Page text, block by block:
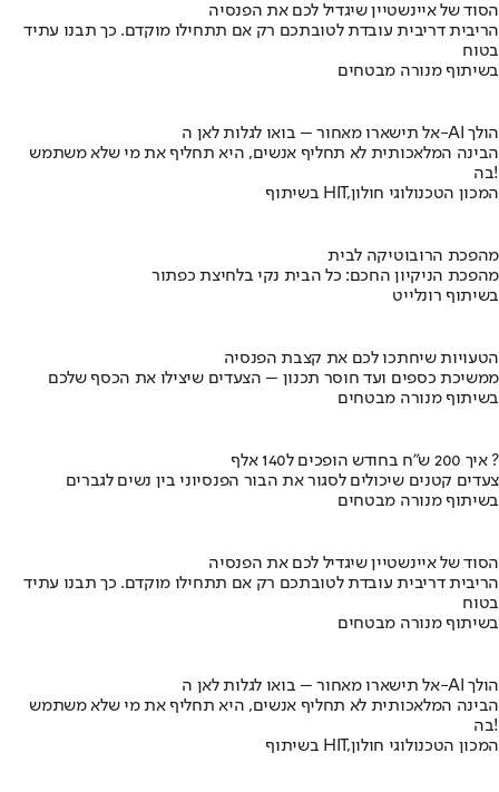
הסוד של איינשטיין שיגדיל לכם את הפנסיה
הריבית דריבית עובדת לטובתכם רק אם תתחילו מוקדם. כך תבנו עתיד
בטוח
בשיתוף מנורה מבטחים
אל תישארו מאחור – בואו לגלות לאן ה-AI הולך
הבינה המלאכותית לא תחליף אנשים, היא תחליף את מי שלא משתמש
בה!
בשיתוף HIT,המכון הטכנולוגי חולון
מהפכת הרובוטיקה לבית
מהפכת הניקיון החכם: כל הבית נקי בלחיצת כפתור
בשיתוף רונלייט
הטעויות שיחתכו לכם את קצבת הפנסיה
ממשיכת כספים ועד חוסר תכנון – הצעדים שיצילו את הכסף שלכם
בשיתוף מנורה מבטחים
איך 200 ש"ח בחודש הופכים ל140 אלף ?
צעדים קטנים שיכולים לסגור את הבור הפנסיוני בין נשים לגברים
בשיתוף מנורה מבטחים
הסוד של איינשטיין שיגדיל לכם את הפנסיה
הריבית דריבית עובדת לטובתכם רק אם תתחילו מוקדם. כך תבנו עתיד
בטוח
בשיתוף מנורה מבטחים
אל תישארו מאחור – בואו לגלות לאן ה-AI הולך
הבינה המלאכותית לא תחליף אנשים, היא תחליף את מי שלא משתמש
בה!
בשיתוף HIT,המכון הטכנולוגי חולון